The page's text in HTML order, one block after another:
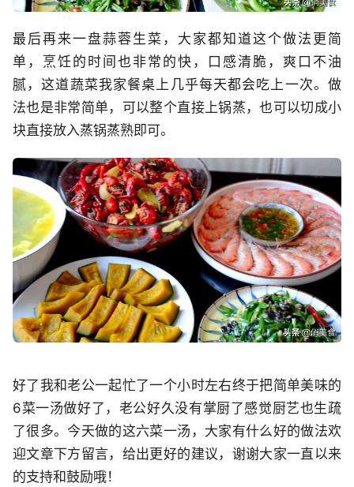
最后再来一盘蒜蓉生菜，大家都知道这个做法更简
单，烹饪的时间也非常的快，口感清脆，爽口不油
腻，这道蔬菜我家餐桌上几乎每天都会吃上一次。 做
法也是非常简单，可以整个直接上锅蒸，也可以切成小
块直接放入蒸锅蒸熟即可。
好了我和老公一起忙了一个小时左右终于把简单美味的
6菜一汤做好了，老公好久没有掌厨了感觉厨艺也生疏
了很多。今天做的这六菜一汤，大家有什么好的做法欢
迎文章下方留言，给出更好的建议，谢谢大家一直以来
的支持和鼓励哦！